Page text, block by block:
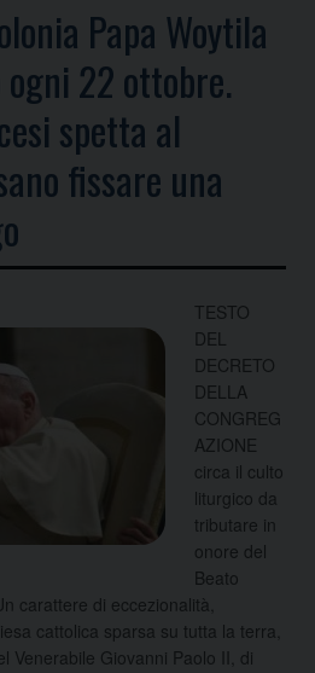
Papa Woytila
22 ottobre.
spetta al
fissare una
TESTO
DEL
DECRETO
DELLA
CONGREG
AZIONE
circa il culto
liturgico da
tributare in
onore del
Beato
carattere di eccezionalità,
cattolica sparsa su tutta la terra,
Venerabile Giovanni Paolo II, di